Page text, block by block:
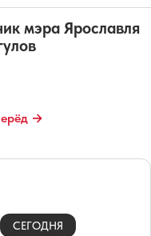
мэра Ярославля
→
СЕГОДНЯ